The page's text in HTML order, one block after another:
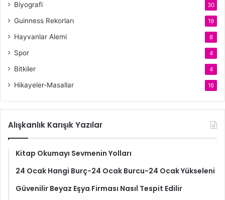
Biyografi 30
Guinness Rekorları 19
Hayvanlar Alemi 8
Spor 4
Bitkiler 4
Hikayeler-Masallar 16
Alışkanlık Karışık Yazılar
Kitap Okumayı Sevmenin Yolları
24 Ocak Hangi Burç-24 Ocak Burcu-24 Ocak Yükseleni
Güvenilir Beyaz Eşya Firması Nasıl Tespit Edilir